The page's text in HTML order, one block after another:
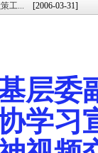
工... [2006-03-31]
层委
学习